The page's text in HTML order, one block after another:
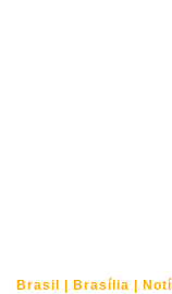
Brasil | Brasília |